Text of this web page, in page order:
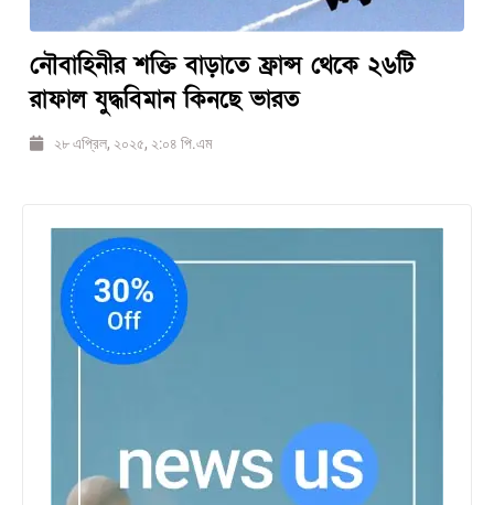
নৌবাহিনীর শক্তি বাড়াতে ফ্রান্স থেকে ২৬টি
রাফাল যুদ্ধবিমান কিনছে ভারত
২৮ এপ্রিল, ২০২৫, ২:০৪ পি.এম